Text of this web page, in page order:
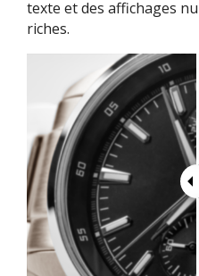
texte et des affichages
riches.